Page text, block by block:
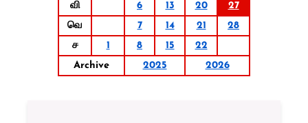
வி
6 13 20
27
வெ
7 14 21
28
ச
1 8 15
22
Archive
2025 2026